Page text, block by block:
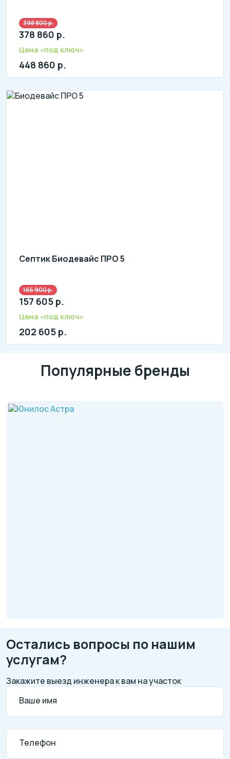
литров в сутки: 4600
л: 1400
398 800 р.
378 860 р.
Цена «под ключ»
448 860 р.
Септик Биодевайс ПРО 5
Количество человек: 4-6
литров в сутки: 1200
л: 450
165 900 р.
157 605 р.
Цена «под ключ»
202 605 р.
Популярные бренды
Остались вопросы по нашим
услугам?
Закажите выезд инженера к вам на участок
Ваше имя
Телефон